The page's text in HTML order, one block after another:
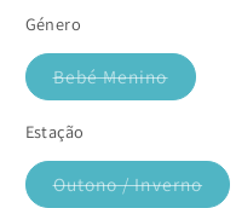
Género
Bebé Menino
Variante
Estação
Outono / Inverno